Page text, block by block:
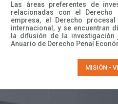
Las áreas preferentes de
relacionadas con el
empresa, el Derecho
internacional, y se encuentran
la difusión de la
Anuario de Derecho Penal
MISIÓN -